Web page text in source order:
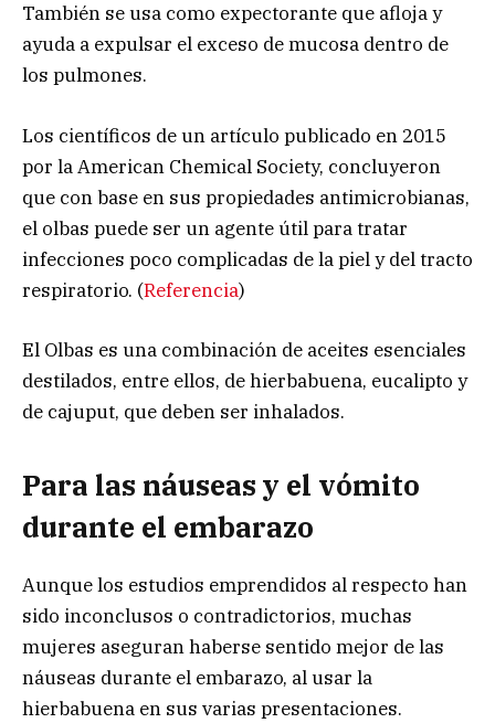
También se usa como expectorante que afloja y
ayuda a expulsar el exceso de mucosa dentro de
los pulmones.
Los científicos de un artículo publicado en 2015
por la American Chemical Society, concluyeron
que con base en sus propiedades antimicrobianas,
el olbas puede ser un agente útil para tratar
infecciones poco complicadas de la piel y del tracto
respiratorio. (Referencia)
El Olbas es una combinación de aceites esenciales
destilados, entre ellos, de hierbabuena, eucalipto y
de cajuput, que deben ser inhalados.
Para las náuseas y el vómito
durante el embarazo
Aunque los estudios emprendidos al respecto han
sido inconclusos o contradictorios, muchas
mujeres aseguran haberse sentido mejor de las
náuseas durante el embarazo, al usar la
hierbabuena en sus varias presentaciones.